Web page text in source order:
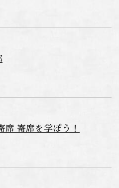
席 寄席を学ぼう！